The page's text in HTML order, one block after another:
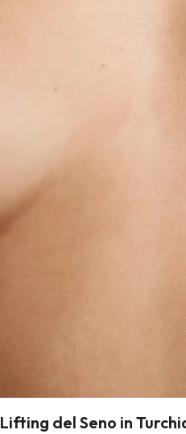
Lifting del Seno in